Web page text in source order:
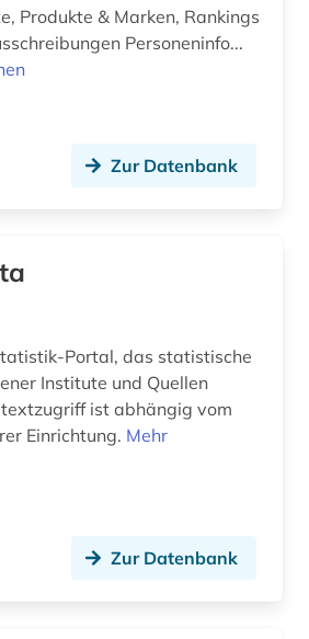
arbeitsschutz (6)
arbeitssicherheit (3)
(16)
archäobotanik (1)
(9)
Sachsen-Anhalt (2)
Skandinavien (3)
Suedamerika (6)
Produkte & Marken, Rankings
Personeninfo...
Zur Datenbank
Portal, das statistische
Institute und Quellen
ist abhängig vom
Einrichtung. Mehr
Zur Datenbank